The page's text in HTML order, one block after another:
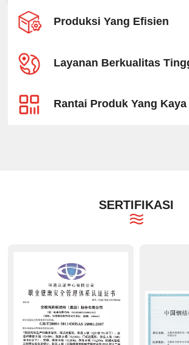
Produksi Yang Efisien
Layanan Berkualitas
Rantai Produk Yang Kaya
SERTIFIKASI